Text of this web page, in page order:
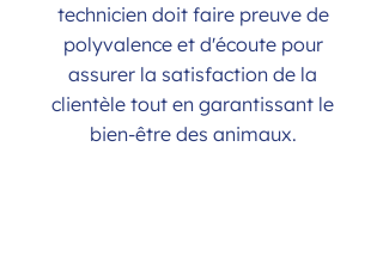
technicien doit faire preuve de
polyvalence et d'écoute pour
assurer la satisfaction de la
clientèle tout en garantissant le
bien-être des animaux.